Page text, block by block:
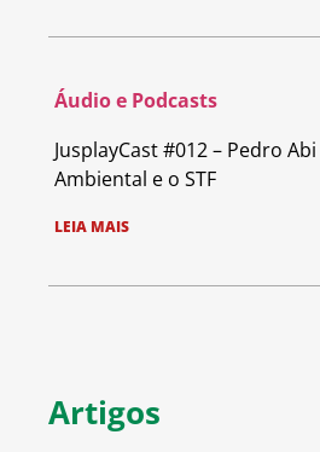
Áudio e Podcasts
JusplayCast #012 – Pedro
Ambiental e o STF
LEIA MAIS
Artigos